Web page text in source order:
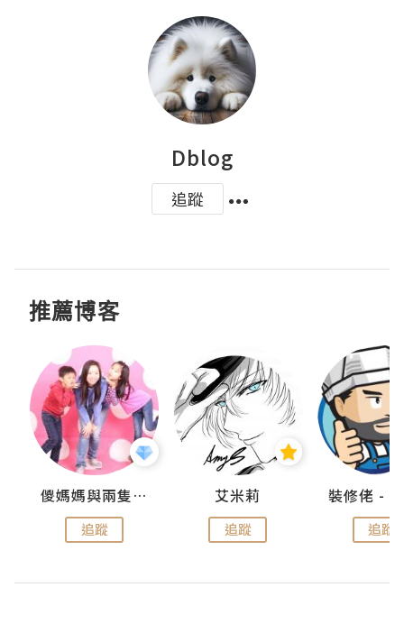
Dblog
追蹤
推薦博客
儍媽媽與兩隻小魔怪之家
追蹤
艾米莉
追蹤 追蹤